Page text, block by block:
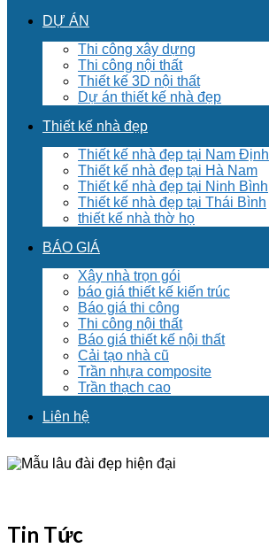
DỰ ÁN
Thi công xây dựng
Thi công nội thất
Thiết kế 3D nội thất
Dự án thiết kế nhà đẹp
Thiết kế nhà đẹp
Thiết kế nhà đẹp tại Nam Định
Thiết kế nhà đẹp tại Hà Nam
Thiết kế nhà đẹp tại Ninh Bình
Thiết kế nhà đẹp tại Thái Bình
thiết kế nhà thờ họ
BÁO GIÁ
Xây nhà trọn gói
báo giá thiết kế kiến trúc
Báo giá thi công
Thi công nội thất
Báo giá thiết kế nội thất
Cải tạo nhà cũ
Trần nhựa composite
Trần thạch cao
Liên hệ
Tin Tức